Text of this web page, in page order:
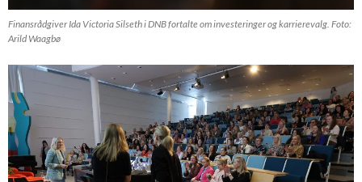
Finansrådgiver Ida Victoria Silseth i DNB fortalte om investeringer og karrierevalg. Foto:
Arild Waagbø